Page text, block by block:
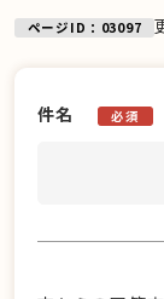
ページID：03097
件名 必須